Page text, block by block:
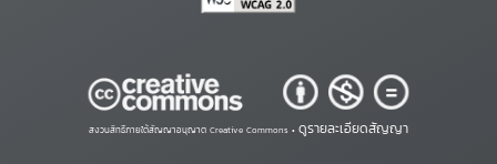
สงวนสิทธิ์ภายใต้สัญญาอนุญาต Creative Commons • ดูรายละเอียดสัญญา